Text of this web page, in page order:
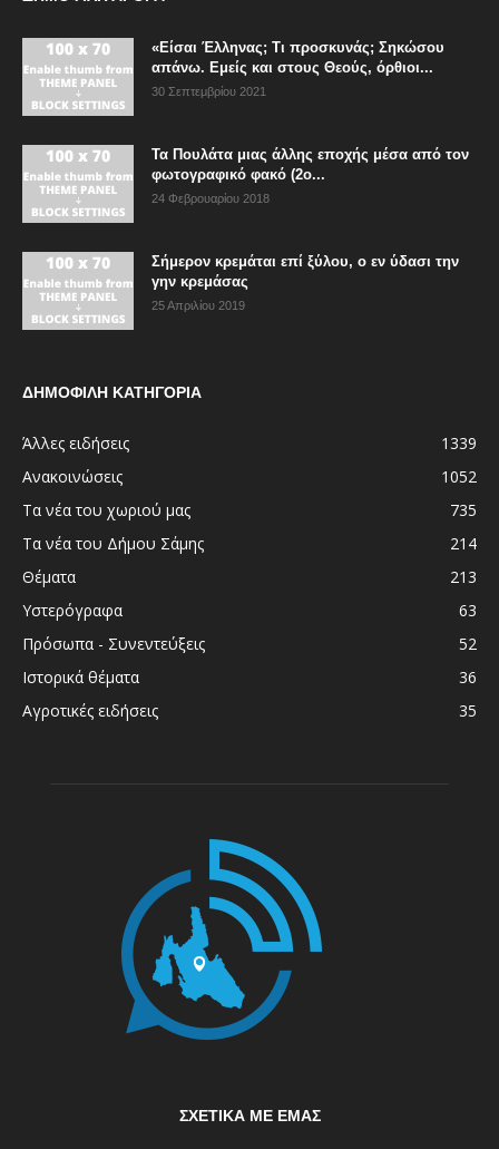
«Είσαι Έλληνας; Τι προσκυνάς; Σηκώσου
απάνω. Εμείς και στους Θεούς, όρθιοι...
30 Σεπτεμβρίου 2021
Τα Πουλάτα μιας άλλης εποχής μέσα από τον
φωτογραφικό φακό (2ο...
24 Φεβρουαρίου 2018
Σήμερον κρεμάται επί ξύλου, ο εν ύδασι την
γην κρεμάσας
25 Απριλίου 2019
ΔΗΜΟΦΙΛΗ ΚΑΤΗΓΟΡΙΑ
Άλλες ειδήσεις
1339
Ανακοινώσεις
1052
Τα νέα του χωριού μας
735
Τα νέα του Δήμου Σάμης
214
Θέματα
213
Υστερόγραφα
63
Πρόσωπα - Συνεντεύξεις
52
Ιστορικά θέματα
36
Αγροτικές ειδήσεις
35
ΣΧΕΤΙΚΆ ΜΕ ΕΜΆΣ